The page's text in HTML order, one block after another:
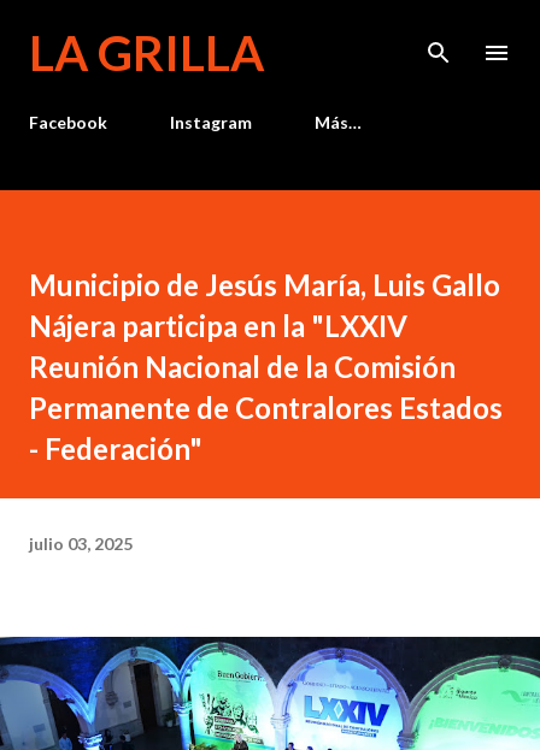
LA GRILLA
Facebook Instagram Más…
Municipio de Jesús María, Luis Gallo
Nájera participa en la "LXXIV
Reunión Nacional de la Comisión
Permanente de Contralores Estados
- Federación"
julio 03, 2025